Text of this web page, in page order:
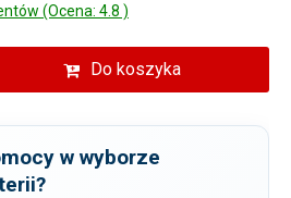
(Ocena: 4.8 )
Do koszyka
w wyborze